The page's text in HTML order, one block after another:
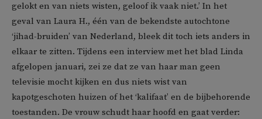
gelokt en van niets wisten, geloof ik vaak niet.’ In het
geval van Laura H., één van de bekendste autochtone
‘jihad-bruiden’ van Nederland, bleek dit toch iets anders in
elkaar te zitten. Tijdens een interview met het blad Linda
afgelopen januari, zei ze dat ze van haar man geen
televisie mocht kijken en dus niets wist van
kapotgeschoten huizen of het ‘kalifaat’ en de bijbehorende
toestanden. De vrouw schudt haar hoofd en gaat verder: